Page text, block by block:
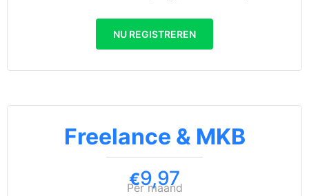
NU REGISTREREN
Freelance & MKB
€9,97
Per maand